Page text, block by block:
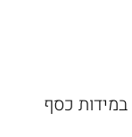
ידיות קונכיה מעוצבות דגם 9082 במידות כסף